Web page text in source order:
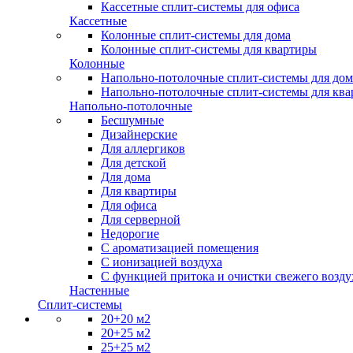
Кассетные сплит-системы для офиса
Кассетные
Колонные сплит-системы для дома
Колонные сплит-системы для квартиры
Колонные
Напольно-потолочные сплит-системы для
Напольно-потолочные сплит-системы для
Напольно-потолочные
Бесшумные
Дизайнерские
Для аллергиков
Для детской
Для дома
Для квартиры
Для офиса
Для серверной
Недорогие
С ароматизацией помещения
С ионизацией воздуха
С функцией притока и очистки свежего
Настенные
Сплит-системы
20+20 м2
20+25 м2
25+25 м2